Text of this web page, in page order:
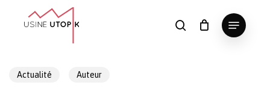
search
Menu
Panier Fermer
le
Actualité Auteur
Close